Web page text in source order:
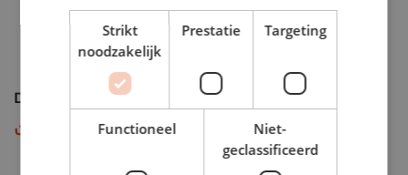
8258006
Downloads
Maattabel PDF
Strikt
noodzakelijk
Prestatie Targeting
Functioneel
Niet-
geclassificeerd